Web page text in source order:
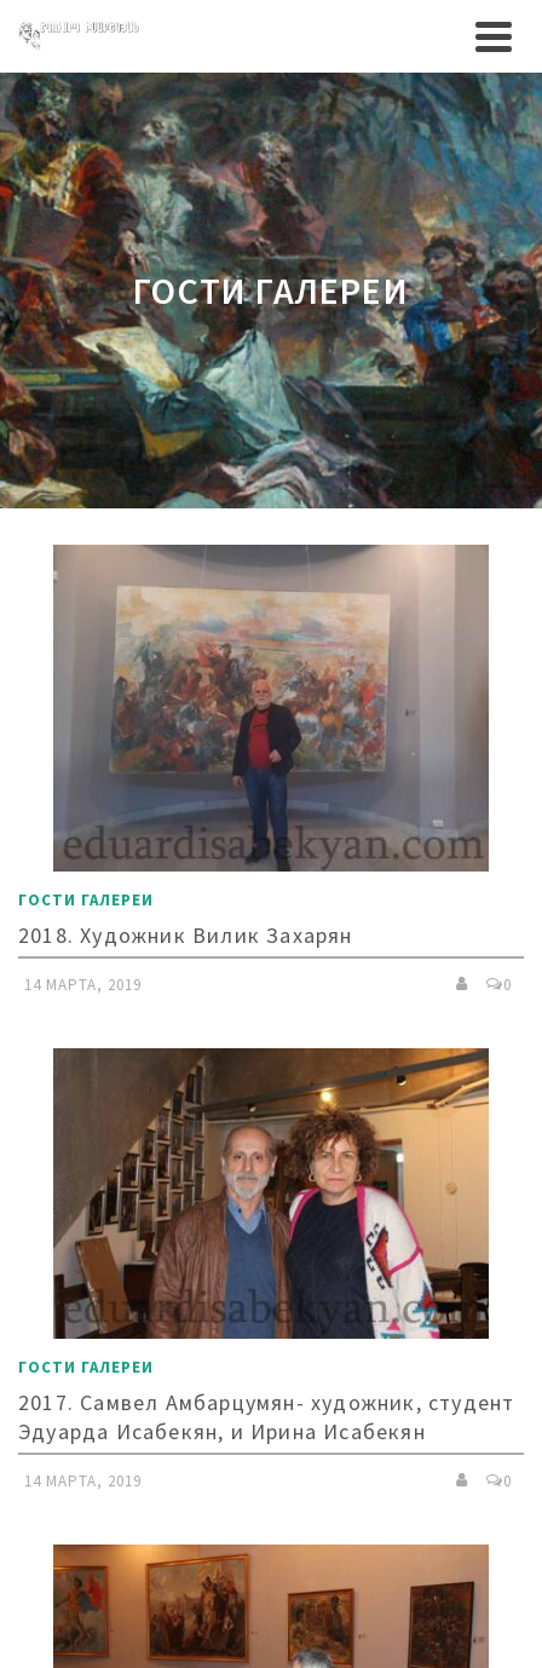
ГОСТИ ГАЛЕРЕИ
ГОСТИ ГАЛЕРЕИ
2018. Художник Вилик Захарян
14 МАРТА, 2019 0
ГОСТИ ГАЛЕРЕИ
2017. Самвел Амбарцумян- художник, студент
Эдуарда Исабекян, и Ирина Исабекян
14 МАРТА, 2019 0